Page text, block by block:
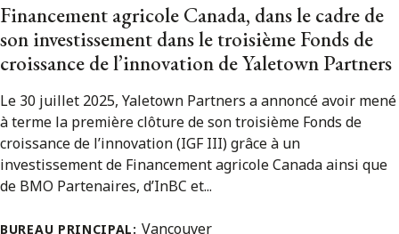
Financement agricole Canada, dans le cadre de
son investissement dans le troisième Fonds de
croissance de l’innovation de Yaletown Partners
Le 30 juillet 2025, Yaletown Partners a annoncé avoir mené
à terme la première clôture de son troisième Fonds de
croissance de l’innovation (IGF III) grâce à un
investissement de Financement agricole Canada ainsi que
de BMO Partenaires, d’InBC et...
BUREAU PRINCIPAL: Vancouver